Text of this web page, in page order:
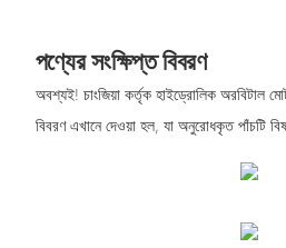
পণ্যের সংক্ষিপ্ত বিবরণ
অবশ্যই! চাংজিয়া কর্তৃক হাইড্রোলিক অরবিটাল
বিবরণ এখানে দেওয়া হল, যা অনুরোধকৃত পাঁচটি